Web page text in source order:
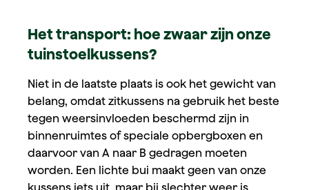
Het transport: hoe zwaar zijn onze
tuinstoelkussens?
Niet in de laatste plaats is ook het gewicht van
belang, omdat zitkussens na gebruik het beste
tegen weersinvloeden beschermd zijn in
binnenruimtes of speciale opbergboxen en
daarvoor van A naar B gedragen moeten
worden. Een lichte bui maakt geen van onze
kussens iets uit, maar bij slechter weer is